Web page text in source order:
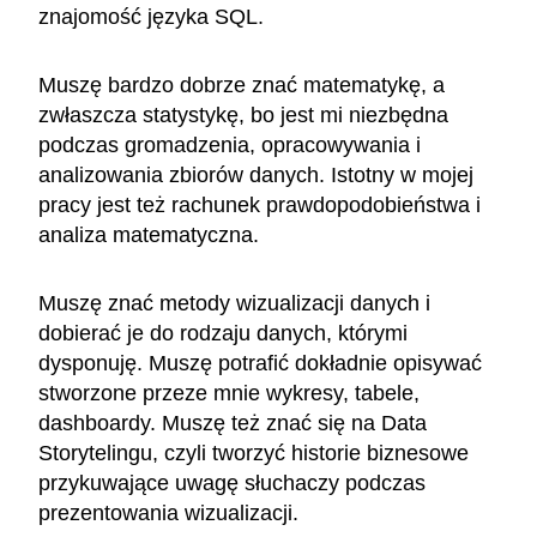
znajomość języka SQL.
Muszę bardzo dobrze znać matematykę, a
zwłaszcza statystykę, bo jest mi niezbędna
podczas gromadzenia, opracowywania i
analizowania zbiorów danych. Istotny w mojej
pracy jest też rachunek prawdopodobieństwa i
analiza matematyczna.
Muszę znać metody wizualizacji danych i
dobierać je do rodzaju danych, którymi
dysponuję. Muszę potrafić dokładnie opisywać
stworzone przeze mnie wykresy, tabele,
dashboardy. Muszę też znać się na Data
Storytelingu, czyli tworzyć historie biznesowe
przykuwające uwagę słuchaczy podczas
prezentowania wizualizacji.